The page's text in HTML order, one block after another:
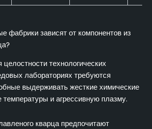
фабрики зависят от компонентов из
технологических
лабораториях требуются
выдерживать жесткие химические
температуры и агрессивную плазму.
кварца предпочитают